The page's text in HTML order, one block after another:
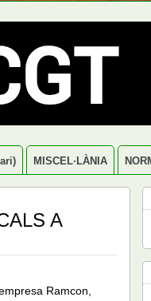
MISCEL·LÀNIA
A
Ramcon,